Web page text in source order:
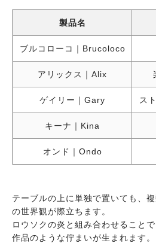
製品名
ブルコローコ｜Brucoloco
アリックス｜Alix
ゲイリー｜Gary ス
キーナ｜Kina
オンド｜Ondo
テーブルの上に単独で置いても、
の世界観が際立ちます。
ロウソクの炎と組み合わせること
作品のような佇まいが生まれます。